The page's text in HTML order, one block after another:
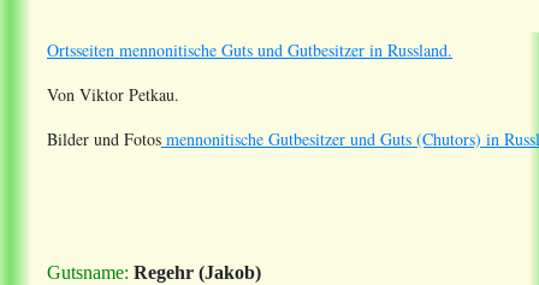
Ortsseiten mennonitische Guts und Gutbesitzer in Russland.
Von Viktor Petkau.
Bilder und Fotos mennonitische Gutbesitzer und Guts (Chutors) in
Gutsname: Regehr (Jakob)